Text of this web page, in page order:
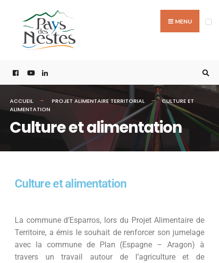
MENU
ACCUEIL PROJET ALIMENTAIRE TERRITORIAL
CULTURE ET
ALIMENTATION
Culture et alimentation
Culture et alimentation
La commune d’Esparros, lors du Projet Alimentaire de
Territoire, a émis le souhait de renforcer son jumelage
avec la commune de Plan (Espagne – Aragon) à
travers un travail autour de l’agriculture et de